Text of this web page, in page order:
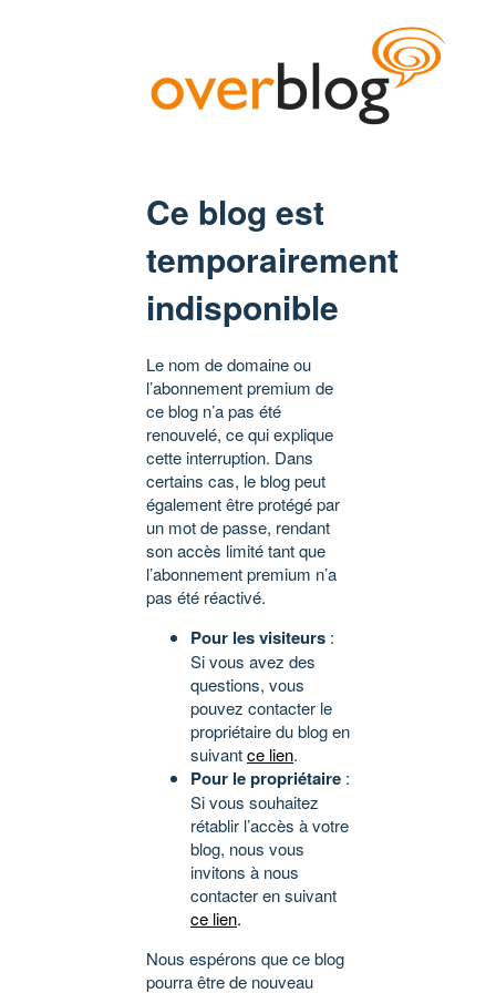
Ce blog est
temporairement
indisponible
Le nom de domaine ou
l’abonnement premium de
ce blog n’a pas été
renouvelé, ce qui explique
cette interruption. Dans
certains cas, le blog peut
également être protégé par
un mot de passe, rendant
son accès limité tant que
l’abonnement premium n’a
pas été réactivé.
Pour les visiteurs :
Si vous avez des
questions, vous
pouvez contacter le
propriétaire du blog en
suivantce lien.
Pour le propriétaire :
Si vous souhaitez
rétablir l’accès à votre
blog, nous vous
invitons à nous
contacter en suivant
ce lien.
Nous espérons que ce blog
pourra être de nouveau